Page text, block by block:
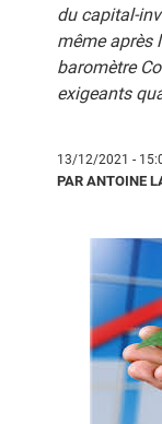
du capital-
même après
baromètre
exigeants
13/12/2021 -
PAR ANTOINE